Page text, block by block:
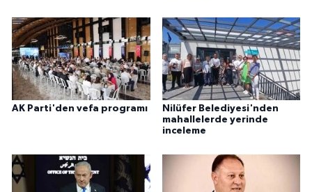
AK Parti'den vefa programı
Nilüfer Belediyesi'nden
mahallelerde yerinde
inceleme